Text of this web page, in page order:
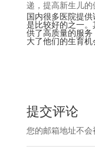
递，提高新生儿的
国内很多医院提
是比较好的之一
供了高质量的服
大了他们的生育机
提交评论
您的邮箱地址不会